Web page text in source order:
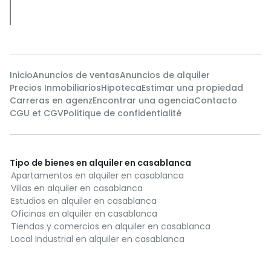
InicioAnuncios de ventasAnuncios de alquiler
Precios InmobiliariosHipotecaEstimar una propiedad
Carreras en agenzEncontrar una agenciaContacto
CGU et CGVPolitique de confidentialité
Tipo de bienes en alquiler en casablanca
Apartamentos en alquiler en casablanca
Villas en alquiler en casablanca
Estudios en alquiler en casablanca
Oficinas en alquiler en casablanca
Tiendas y comercios en alquiler en casablanca
Local Industrial en alquiler en casablanca